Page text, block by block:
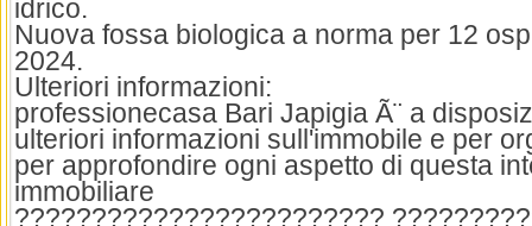
idrico.
Nuova fossa biologica a norma per 12
2024.
Ulteriori informazioni:
professionecasa Bari Japigia Ã¨ a
ulteriori informazioni sull'immobile e per
per approfondire ogni aspetto di questa
immobiliare
????????????????????????